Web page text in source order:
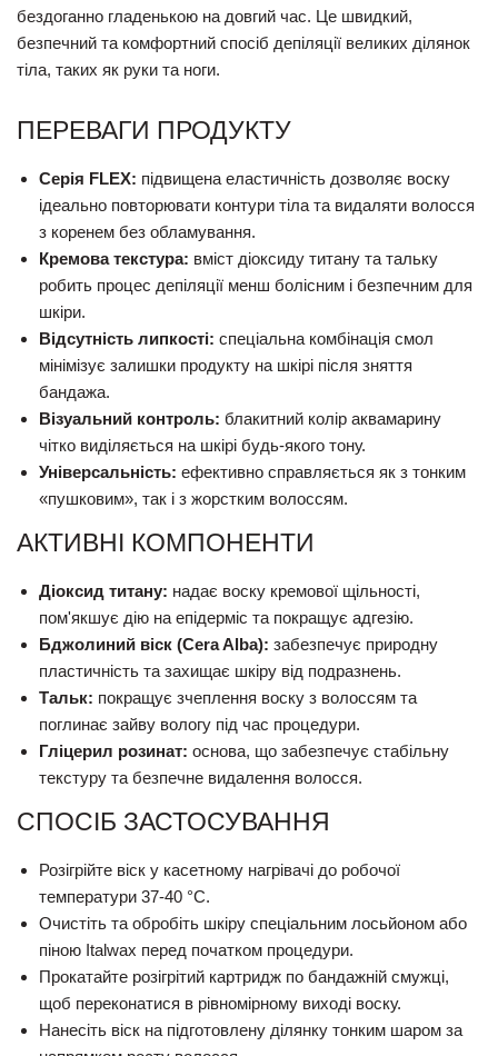
бездоганно гладенькою на довгий час. Це швидкий,
безпечний та комфортний спосіб депіляції великих ділянок
тіла, таких як руки та ноги.
ПЕРЕВАГИ ПРОДУКТУ
Серія FLEX: підвищена еластичність дозволяє воску
ідеально повторювати контури тіла та видаляти волосся
з коренем без обламування.
Кремова текстура: вміст діоксиду титану та тальку
робить процес депіляції менш болісним і безпечним для
шкіри.
Відсутність липкості: спеціальна комбінація смол
мінімізує залишки продукту на шкірі після зняття
бандажа.
Візуальний контроль: блакитний колір аквамарину
чітко виділяється на шкірі будь-якого тону.
Універсальність: ефективно справляється як з тонким
«пушковим», так і з жорстким волоссям.
АКТИВНІ КОМПОНЕНТИ
Діоксид титану: надає воску кремової щільності,
пом'якшує дію на епідерміс та покращує адгезію.
Бджолиний віск (Cera Alba): забезпечує природну
пластичність та захищає шкіру від подразнень.
Тальк: покращує зчеплення воску з волоссям та
поглинає зайву вологу під час процедури.
Гліцерил розинат: основа, що забезпечує стабільну
текстуру та безпечне видалення волосся.
СПОСІБ ЗАСТОСУВАННЯ
Розігрійте віск у касетному нагрівачі до робочої
температури 37-40 °C.
Очистіть та обробіть шкіру спеціальним лосьйоном або
піною Italwax перед початком процедури.
Прокатайте розігрітий картридж по бандажній смужці,
щоб переконатися в рівномірному виході воску.
Нанесіть віск на підготовлену ділянку тонким шаром за